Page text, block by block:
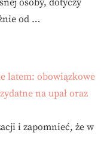
od …
latem: obowiązkowe
na upał oraz
i zapomnieć, że w